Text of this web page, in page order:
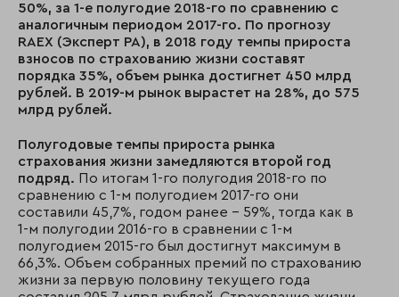
50%, за 1-е полугодие 2018-го по сравнению с
аналогичным периодом 2017-го. По прогнозу
RAEX (Эксперт РА), в 2018 году темпы прироста
взносов по страхованию жизни составят
порядка 35%, объем рынка достигнет 450 млрд
рублей. В 2019-м рынок вырастет на 28%, до 575
млрд рублей.
Полугодовые темпы прироста рынка
страхования жизни замедляются второй год
подряд. По итогам 1-го полугодия 2018-го по
сравнению с 1-м полугодием 2017-го они
составили 45,7%, годом ранее – 59%, тогда как в
1-м полугодии 2016-го в сравнении с 1-м
полугодием 2015-го был достигнут максимум в
66,3%. Объем собранных премий по страхованию
жизни за первую половину текущего года